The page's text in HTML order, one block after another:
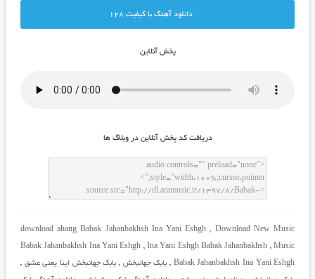
دانلود آهنگ با کيفيت 128
پخش آنلاين
دريافت کد پخش آنلاين در وبلاگ ها
download ahang Babak Jahanbakhsh Ina Yani Eshgh , Download New Music
Babak Jahanbakhsh Ina Yani Eshgh ,Ina Yani Eshgh Babak Jahanbakhsh ,Music
Babak Jahanbakhsh Ina Yani Eshgh
, بابک جهانبخش , بابک جهانبخش اینا یعنی عشق ,